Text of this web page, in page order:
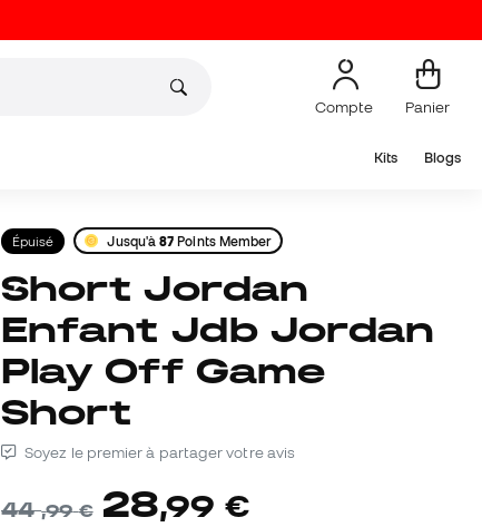
Compte Panier
Kits Blogs
Épuisé Jusqu'à87 Points Member
Short Jordan
Enfant Jdb Jordan
Play Off Game
Short
Soyez le premier à partager votre avis
44,99 € 28,99 €